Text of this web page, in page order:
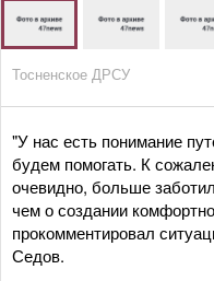
Тосненское ДРСУ
"У нас есть понимание
будем помогать. К
очевидно, больше
чем о создании
прокомментировал
Седов.